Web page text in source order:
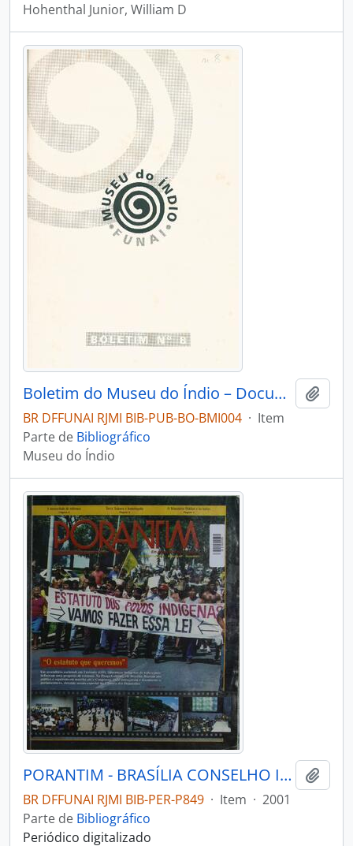
Hohenthal Junior, William D
Boletim do Museu do Índio – Documentação – Nº 8
BR DFFUNAI RJMI BIB-PUB-BO-BMI004 · Item
Parte de Bibliográfico
Museu do Índio
PORANTIM - BRASÍLIA CONSELHO INDIGENISTA MISSIONÁRIO - 2001 - Nº235
BR DFFUNAI RJMI BIB-PER-P849 · Item · 2001
Parte de Bibliográfico
Periódico digitalizado